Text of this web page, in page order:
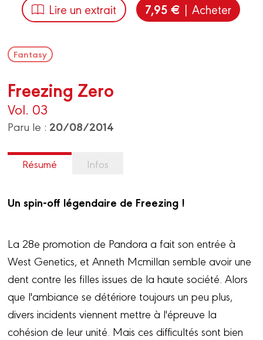
Lire un extrait 7,95 € | Acheter
Fantasy
Freezing Zero
Vol. 03
Paru le : 20/08/2014
Résumé Infos
Un spin-off légendaire de Freezing !
La 28e promotion de Pandora a fait son entrée à
West Genetics, et Anneth Mcmillan semble avoir une
dent contre les filles issues de la haute société. Alors
que l'ambiance se détériore toujours un peu plus,
divers incidents viennent mettre à l'épreuve la
cohésion de leur unité. Mais ces difficultés sont bien